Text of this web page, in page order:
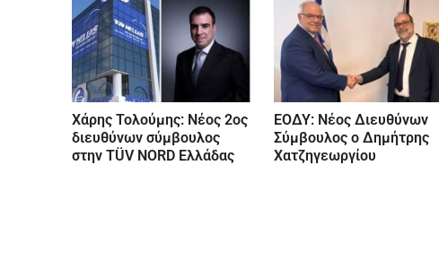
Χάρης Τολούμης: Νέος 2ος
διευθύνων σύμβουλος
στην TÜV NORD Ελλάδας
ΕΟΔΥ: Νέος Διευθύνων
Σύμβουλος ο Δημήτρης
Χατζηγεωργίου